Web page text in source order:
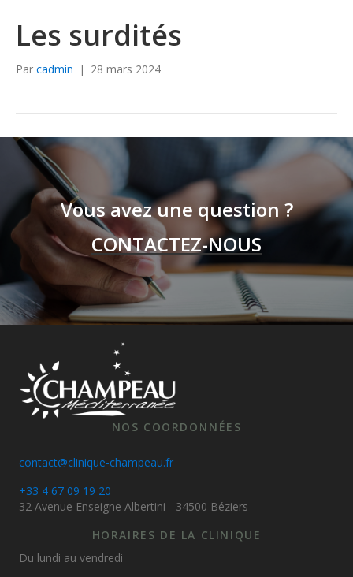
Les surdités
Par cadmin | 28 mars 2024
Vous avez une question ?
CONTACTEZ-NOUS
NOS COORDONNÉES
contact@clinique-champeau.fr
+33 4 67 09 19 20
32 Avenue Enseigne Albertini - 34500 Béziers
HORAIRES DE LA CLINIQUE
Du lundi au vendredi